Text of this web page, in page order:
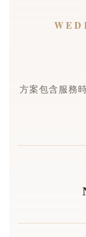
方案包含服務